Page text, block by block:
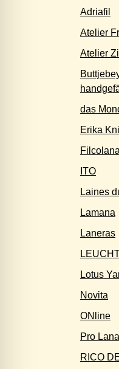
Adriafil
Atelier
Atelier
das
Erika
Filcolana
ITO
Laines
Lamana
Laneras
Lotus
Novita
ONline
Pro Lana
RICO